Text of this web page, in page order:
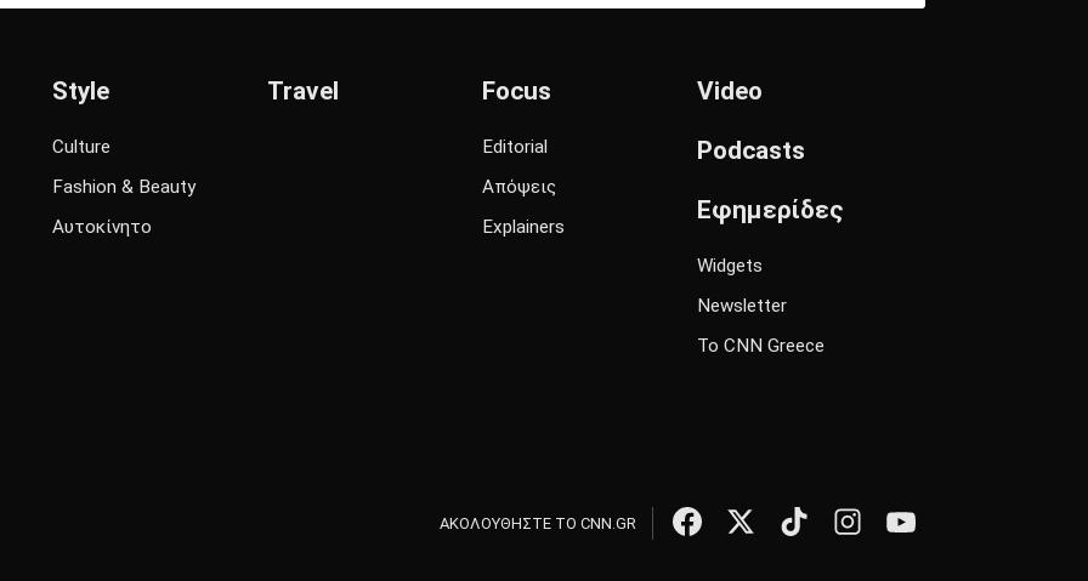
Style
Culture
Fashion & Beauty
Αυτοκίνητο
Travel Focus
Editorial
Απόψεις
Explainers
Video
Podcasts
Εφημερίδες
Widgets
Newsletter
Το CNN Greece
ΑΚΟΛΟΥΘΗΣΤΕ ΤΟ CNN.GR